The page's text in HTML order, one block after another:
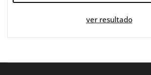
ver resultado